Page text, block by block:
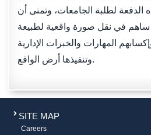
الدفعة لطلبة الجامعات، وتمنى أن
ساهم في نقل صورة واقعية لطبيعة
المهارات والخبرات الإدارية
وتنفيذها أرض الواقع.
SITE MAP
Careers